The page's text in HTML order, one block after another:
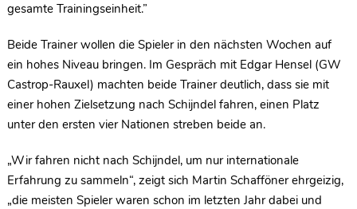
gesamte Trainingseinheit.”
Beide Trainer wollen die Spieler in den nächsten Wochen auf
ein hohes Niveau bringen. Im Gespräch mit Edgar Hensel (GW
Castrop-Rauxel) machten beide Trainer deutlich, dass sie mit
einer hohen Zielsetzung nach Schijndel fahren, einen Platz
unter den ersten vier Nationen streben beide an.
„Wir fahren nicht nach Schijndel, um nur internationale
Erfahrung zu sammeln“, zeigt sich Martin Schafföner ehrgeizig,
„die meisten Spieler waren schon im letzten Jahr dabei und